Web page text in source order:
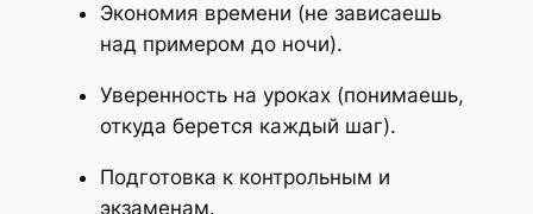
Экономия времени (не зависаешь
над примером до ночи).
Уверенность на уроках (понимаешь,
откуда берется каждый шаг).
Подготовка к контрольным и
экзаменам.